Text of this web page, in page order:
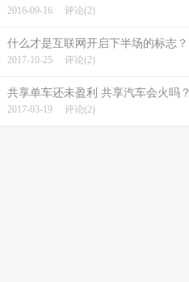
2016-09-16 评论(2)
什么才是互联网开启下半场的标志？
2017-10-25 评论(2)
共享单车还未盈利 共享汽车会火吗？
2017-03-19 评论(2)